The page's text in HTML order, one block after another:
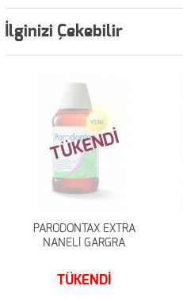
İlginizi Çekebilir
TÜKENDİ
PARODONTAX EXTRA
NANELİ GARGRA
TÜKENDİ